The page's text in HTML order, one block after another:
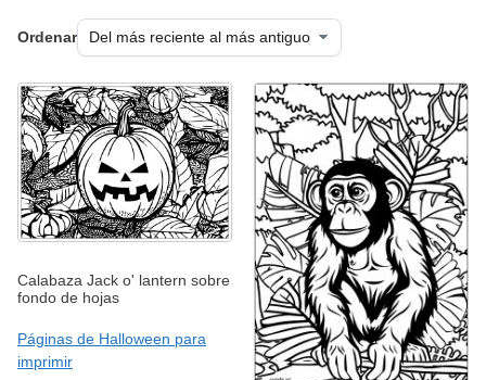
Ordenar
Calabaza Jack o' lantern sobre
fondo de hojas
Páginas de Halloween para
imprimir